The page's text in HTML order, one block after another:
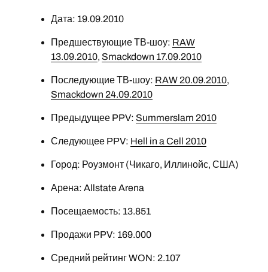
Дата: 19.09.2010
Предшествующие ТВ-шоу: RAW
13.09.2010, Smackdown 17.09.2010
Последующие ТВ-шоу: RAW 20.09.2010,
Smackdown 24.09.2010
Предыдущее PPV: Summerslam 2010
Следующее PPV: Hell in a Cell 2010
Город: Роузмонт (Чикаго, Иллинойс, США)
Арена: Allstate Arena
Посещаемость: 13.851
Продажи PPV: 169.000
Средний рейтинг WON: 2.107